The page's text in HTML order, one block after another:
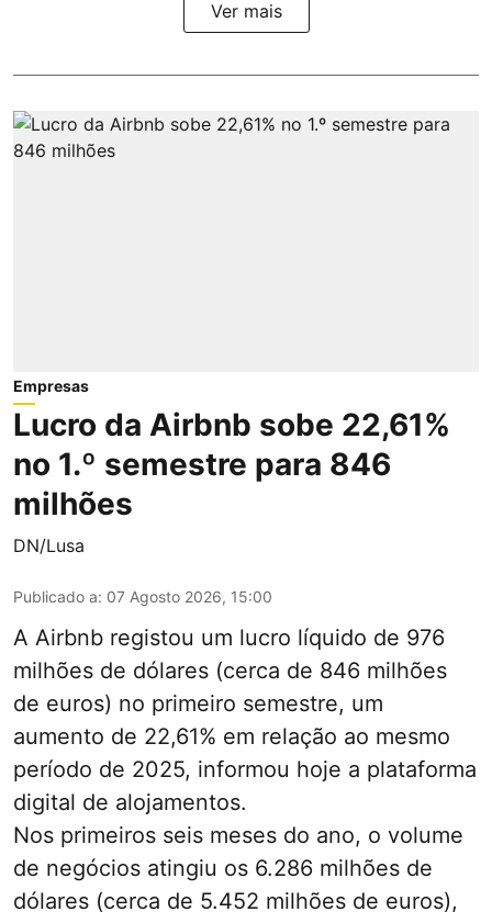
Ver mais
Empresas
Lucro da Airbnb sobe 22,61%
no 1.º semestre para 846
milhões
DN/Lusa
Publicado a: 07 Agosto 2026, 15:00
A Airbnb registou um lucro líquido de 976
milhões de dólares (cerca de 846 milhões
de euros) no primeiro semestre, um
aumento de 22,61% em relação ao mesmo
período de 2025, informou hoje a plataforma
digital de alojamentos.
Nos primeiros seis meses do ano, o volume
de negócios atingiu os 6.286 milhões de
dólares (cerca de 5.452 milhões de euros),